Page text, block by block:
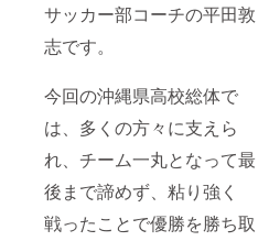
サッカー部コーチの平田敦
志です。
今回の沖縄県高校総体で
は、多くの方々に支えら
れ、チーム一丸となって最
後まで諦めず、粘り強く
戦ったことで優勝を勝ち取